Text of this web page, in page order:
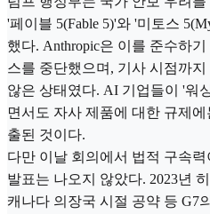
'페이블 5(Fable 5)'와 '미토스
했다. Anthropic은 이를 준수하
스를 중단했으며, 기사 시점까
않은 상태였다. AI 기업들이 '워
면서도 자사 제품에 대한 규제
출된 것이다.
다만 이날 회의에서 법적 구속
발표는 나오지 않았다. 2023년
캐나다 의장국 시절 공약 등 G7